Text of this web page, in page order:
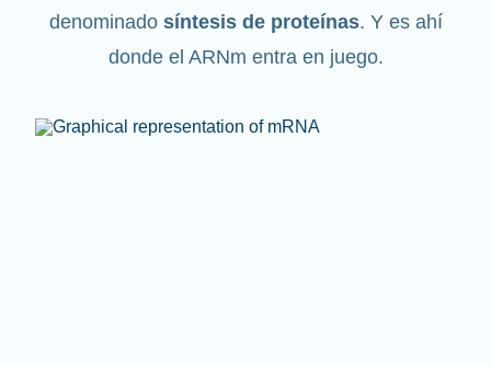
denominado síntesis de proteínas. Y es ahí
donde el ARNm entra en juego.